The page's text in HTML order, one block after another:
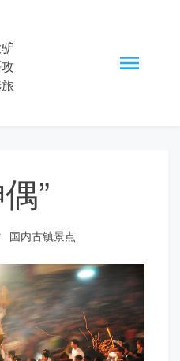
”
国内古镇景点